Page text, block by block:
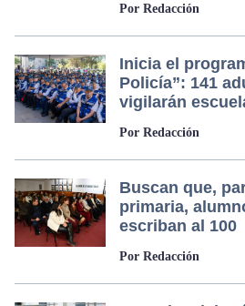
Por Redacción
Inicia el
Policía”: 141
vigilarán
Por Redacción
Buscan que,
primaria,
escriban al 100
Por Redacción